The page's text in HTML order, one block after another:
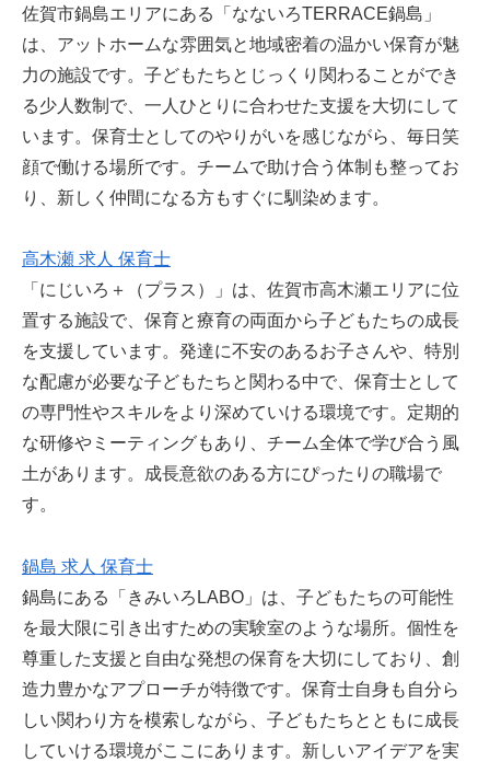
佐賀市鍋島エリアにある「なないろTERRACE鍋島」
は、アットホームな雰囲気と地域密着の温かい保育が魅
力の施設です。子どもたちとじっくり関わることができ
る少人数制で、一人ひとりに合わせた支援を大切にして
います。保育士としてのやりがいを感じながら、毎日笑
顔で働ける場所です。チームで助け合う体制も整ってお
り、新しく仲間になる方もすぐに馴染めます。
高木瀬 求人 保育士
「にじいろ＋（プラス）」は、佐賀市高木瀬エリアに位
置する施設で、保育と療育の両面から子どもたちの成長
を支援しています。発達に不安のあるお子さんや、特別
な配慮が必要な子どもたちと関わる中で、保育士として
の専門性やスキルをより深めていける環境です。定期的
な研修やミーティングもあり、チーム全体で学び合う風
土があります。成長意欲のある方にぴったりの職場で
す。
鍋島 求人 保育士
鍋島にある「きみいろLABO」は、子どもたちの可能性
を最大限に引き出すための実験室のような場所。個性を
尊重した支援と自由な発想の保育を大切にしており、創
造力豊かなアプローチが特徴です。保育士自身も自分ら
しい関わり方を模索しながら、子どもたちとともに成長
していける環境がここにあります。新しいアイデアを実